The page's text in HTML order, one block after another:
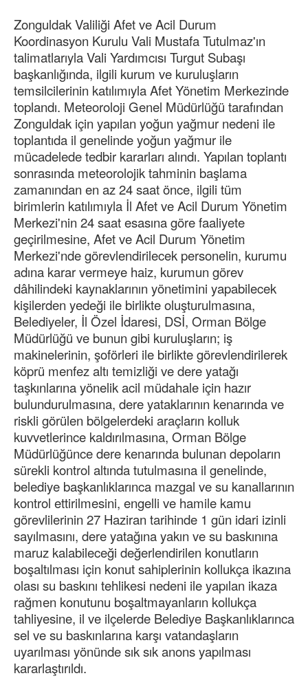
Zonguldak Valiliği Afet ve Acil Durum
Koordinasyon Kurulu Vali Mustafa Tutulmaz'ın
talimatlarıyla Vali Yardımcısı Turgut Subaşı
başkanlığında, ilgili kurum ve kuruluşların
temsilcilerinin katılımıyla Afet Yönetim Merkezinde
toplandı. Meteoroloji Genel Müdürlüğü tarafından
Zonguldak için yapılan yoğun yağmur nedeni ile
toplantıda il genelinde yoğun yağmur ile
mücadelede tedbir kararları alındı. Yapılan toplantı
sonrasında meteorolojik tahminin başlama
zamanından en az 24 saat önce, ilgili tüm
birimlerin katılımıyla İl Afet ve Acil Durum Yönetim
Merkezi'nin 24 saat esasına göre faaliyete
geçirilmesine, Afet ve Acil Durum Yönetim
Merkezi'nde görevlendirilecek personelin, kurumu
adına karar vermeye haiz, kurumun görev
dâhilindeki kaynaklarının yönetimini yapabilecek
kişilerden yedeği ile birlikte oluşturulmasına,
Belediyeler, İl Özel İdaresi, DSİ, Orman Bölge
Müdürlüğü ve bunun gibi kuruluşların; iş
makinelerinin, şoförleri ile birlikte görevlendirilerek
köprü menfez altı temizliği ve dere yatağı
taşkınlarına yönelik acil müdahale için hazır
bulundurulmasına, dere yataklarının kenarında ve
riskli görülen bölgelerdeki araçların kolluk
kuvvetlerince kaldırılmasına, Orman Bölge
Müdürlüğünce dere kenarında bulunan depoların
sürekli kontrol altında tutulmasına il genelinde,
belediye başkanlıklarınca mazgal ve su kanallarının
kontrol ettirilmesini, engelli ve hamile kamu
görevlilerinin 27 Haziran tarihinde 1 gün idari izinli
sayılmasını, dere yatağına yakın ve su baskınına
maruz kalabileceği değerlendirilen konutların
boşaltılması için konut sahiplerinin kollukça ikazına
olası su baskını tehlikesi nedeni ile yapılan ikaza
rağmen konutunu boşaltmayanların kollukça
tahliyesine, il ve ilçelerde Belediye Başkanlıklarınca
sel ve su baskınlarına karşı vatandaşların
uyarılması yönünde sık sık anons yapılması
kararlaştırıldı.